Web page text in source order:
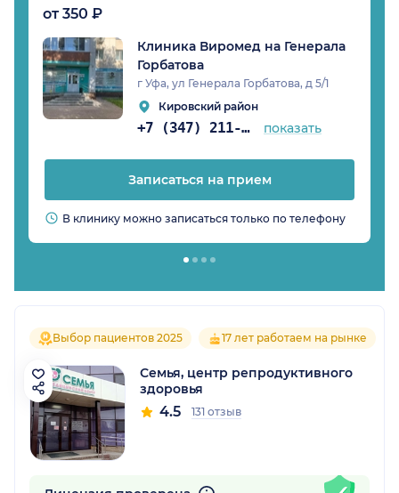
от 350 ₽
Клиника Виромед на Генерала
Горбатова
г Уфа, ул Генерала Горбатова, д 5/1
Кировский район
+7 (347) 211-93-65 показать
Записаться на прием
В клинику можно записаться только по телефону
Выбор пациентов 2025 17 лет работаем на рынке
Семья, центр репродуктивного
здоровья
4.5 131 отзыв